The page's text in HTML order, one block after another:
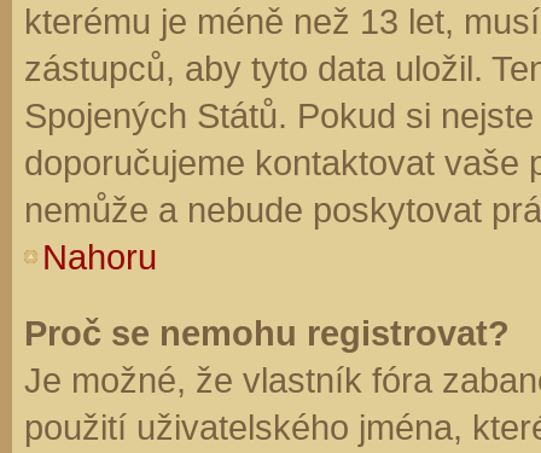
kterému je méně než 13 let,
zástupců, aby tyto data uložil.
Spojených Států. Pokud si
doporučujeme kontaktovat vaše
nemůže a nebude poskytovat
Nahoru
Proč se nemohu registrovat?
Je možné, že vlastník fóra
použití uživatelského jména,